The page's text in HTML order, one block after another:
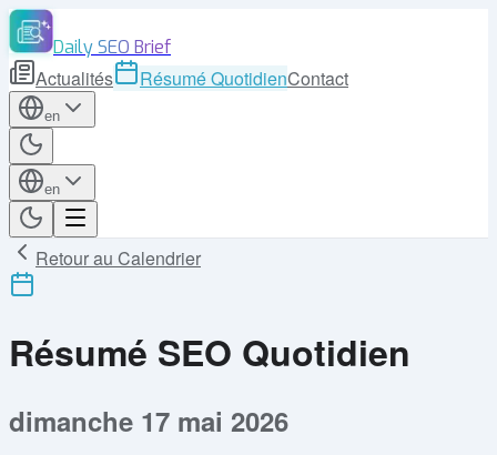
Daily SEO Brief
Actualités Résumé QuotidienContact
en
en
Retour au Calendrier
Résumé SEO Quotidien
dimanche 17 mai 2026